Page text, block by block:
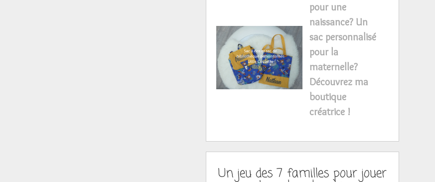
pour une
naissance? Un
sac personnalisé
pour la
maternelle?
Découvrez ma
boutique
créatrice !
Un jeu des 7 familles pour jouer